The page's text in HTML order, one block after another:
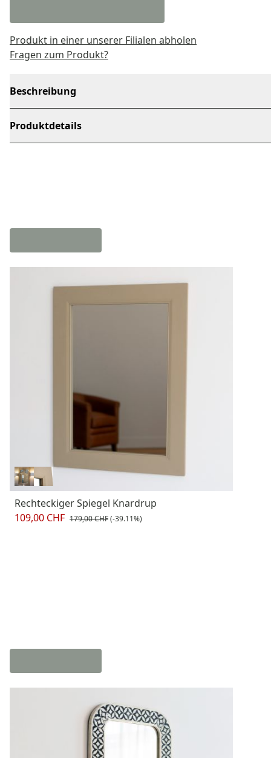
Produkt in einer unserer Filialen abholen
Fragen zum Produkt?
Beschreibung
Produktdetails
Rechteckiger Spiegel Knardrup
109,00 CHF 179,00 CHF(-39.11%)